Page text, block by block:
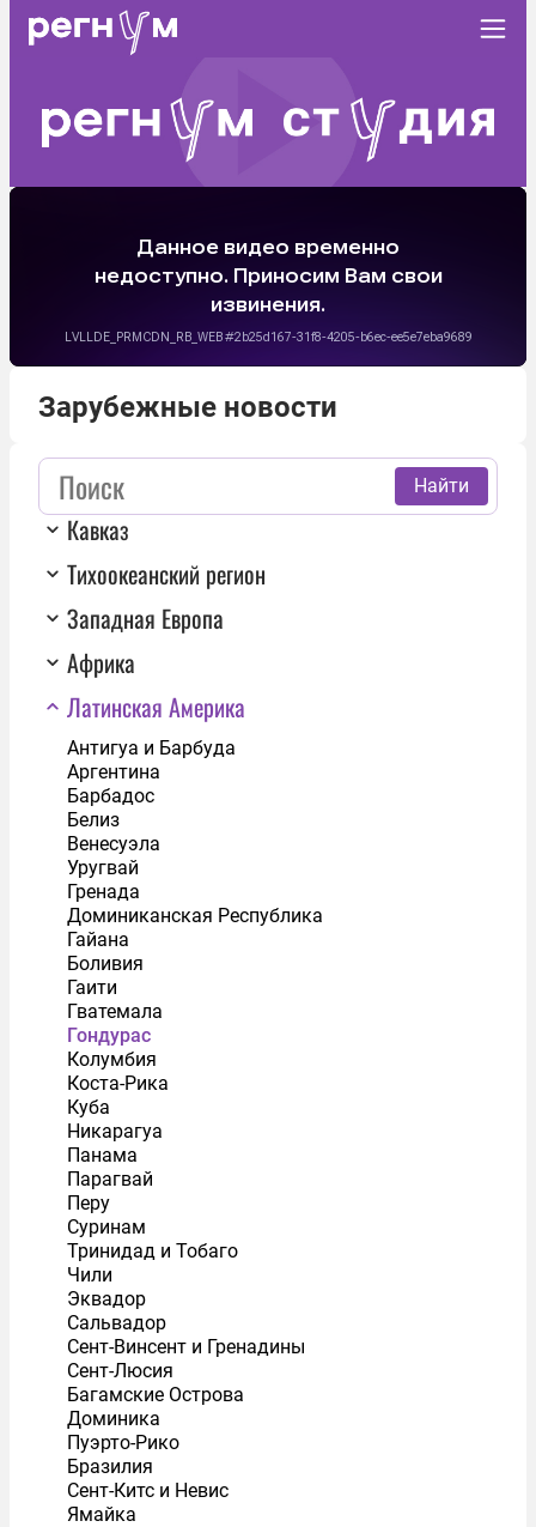
Зарубежные новости
Найти
Кавказ
Тихоокеанский регион
Западная Европа
Африка
Латинская Америка
Антигуа и Барбуда
Аргентина
Барбадос
Белиз
Венесуэла
Уругвай
Гренада
Доминиканская Республика
Гайана
Боливия
Гаити
Гватемала
Гондурас
Колумбия
Коста-Рика
Куба
Никарагуа
Панама
Парагвай
Перу
Суринам
Тринидад и Тобаго
Чили
Эквадор
Сальвадор
Сент-Винсент и Гренадины
Сент-Люсия
Багамские Острова
Доминика
Пуэрто-Рико
Бразилия
Сент-Китс и Невис
Ямайка